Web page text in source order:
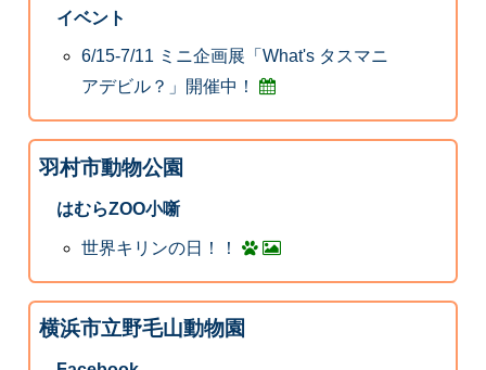
イベント
6/15-7/11 ミニ企画展「What's タスマニ
アデビル？」開催中！
羽村市動物公園
はむらZOO小噺
世界キリンの日！！
横浜市立野毛山動物園